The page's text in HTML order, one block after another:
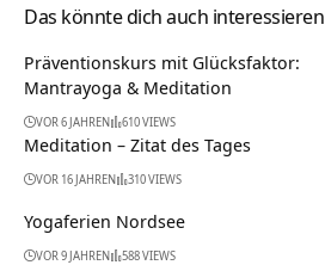
Das könnte dich auch interessieren
Präventionskurs mit Glücksfaktor:
Mantrayoga & Meditation
VOR 6 JAHREN 610 VIEWS
Meditation – Zitat des Tages
VOR 16 JAHREN 310 VIEWS
Yogaferien Nordsee
VOR 9 JAHREN 588 VIEWS